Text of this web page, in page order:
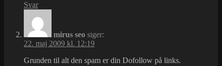
Svar
mirus seo siger:
22. maj 2009 kl. 12:19
Grunden til alt den spam er din Dofollow på links.